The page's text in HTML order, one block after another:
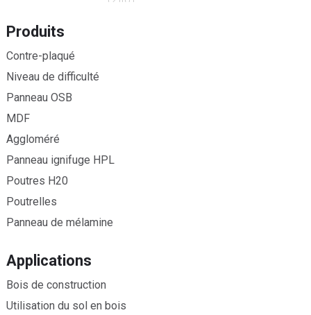
Produits
Contre-plaqué
Niveau de difficulté
Panneau OSB
MDF
Aggloméré
Panneau ignifuge HPL
Poutres H20
Poutrelles
Panneau de mélamine
Applications
Bois de construction
Utilisation du sol en bois